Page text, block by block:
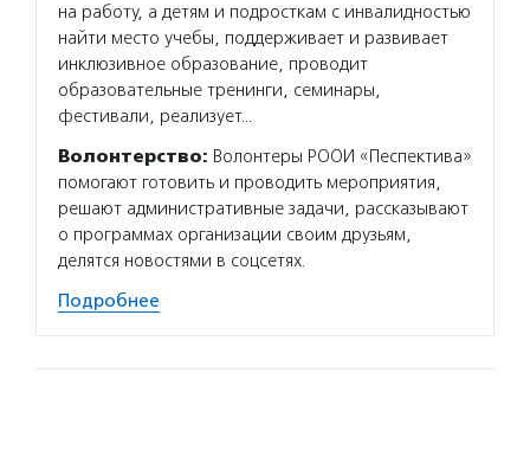
на работу, а детям и подросткам с инвалидностью
найти место учебы, поддерживает и развивает
инклюзивное образование, проводит
образовательные тренинги, семинары,
фестивали, реализует…
Волонтерство: Волонтеры РООИ «Песпектива»
помогают готовить и проводить мероприятия,
решают административные задачи, рассказывают
о программах организации своим друзьям,
делятся новостями в соцсетях.
Подробнее